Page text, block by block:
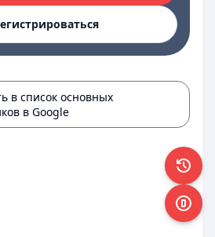
в список основных
в Google